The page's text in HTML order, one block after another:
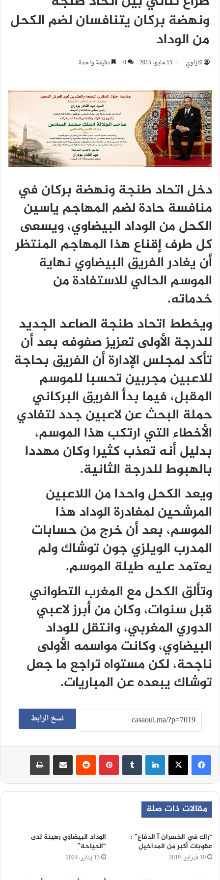
ونهضة بركان يتنافسان لضم الكحل
من الوداد
كازاوي 15 مايو، 2015 0 دقيقة واحدة
دخل اتحاد طنجة ونهضة بركان في
منافسة حادة لضم المهاجم ياسين
الكحل من الوداد البيضاوي، ويسعى
كل طرف إقناع هذا المهاجم المنتظر
أن يغادر الفريق البيضاوي نهاية
الموسم الحالي للاستفادة من
خدماته.
ويخطط اتحاد طنجة الصاعد الجديد
للدرجة الأولى تعزيز صفوفه بعد أن
تأكد لمجلس الإدارة أن الفريق بحاجة
للاعبين مجربين تحسبا للموسم
المقبل، فيما بدأ الفريق البركاني
حملة البحث عن لاعبين جدد لتفادي
الأخطاء التي ارتكب هذا الموسم،
بدليل أنه تعذب كثيرا وكان مهددا
بالهبوط للدرجة الثانية.
ويعد الكحل واحدا من اللاعبين
المرشحين لمغادرة الوداد هذا
الموسم، بعد أن خرج من حسابات
المدرب الويلزي جون توشاك ولم
يعتمد عليه طيلة الموسم.
وتألق الكحل مع المغرب التطواني
قبل سنوات، وكان من أبرز لاعبي
الدوري المغربي، وانتقل للوداد
البيضاوي، وكانت مواسمه الأولى
ناجحة، لكن مستواه تراجع ما جعل
توشاك يبعده عن المباريات.
نسخ الرابط
لينكدإن بينتيريست
مقالات ذات صلة
“راك في الخسران آ الدفاع” :
عقوبات أكبر من المداخيل
19 فبراير، 2019
الوداد البيضاوي رهينة لدى
“الحياحة”
13 يناير، 2024